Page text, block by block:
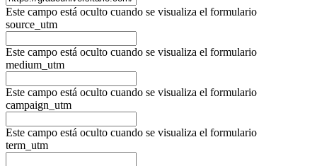
Este campo está oculto cuando se visualiza el formulario
source_utm
Este campo está oculto cuando se visualiza el formulario
medium_utm
Este campo está oculto cuando se visualiza el formulario
campaign_utm
Este campo está oculto cuando se visualiza el formulario
term_utm